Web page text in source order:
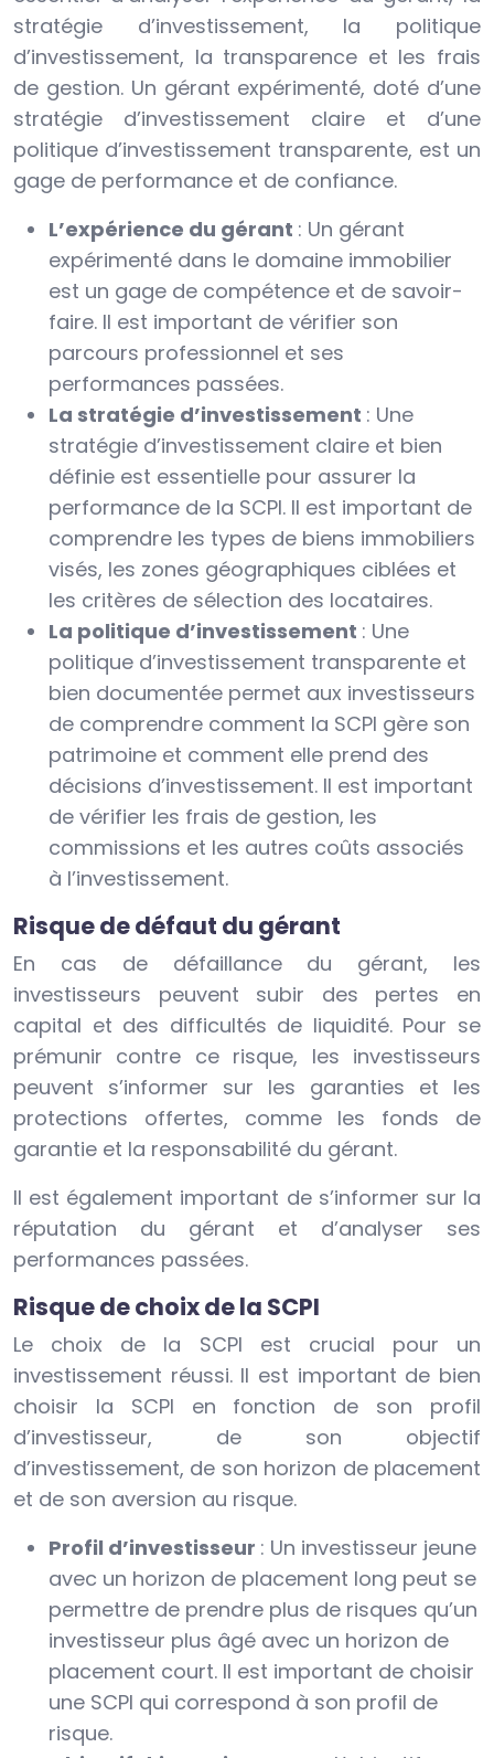
stratégie d’investissement, la politique
d’investissement, la transparence et les frais
de gestion. Un gérant expérimenté, doté d’une
stratégie d’investissement claire et d’une
politique d’investissement transparente, est un
gage de performance et de confiance.
L’expérience du gérant : Un gérant
expérimenté dans le domaine immobilier
est un gage de compétence et de savoir-
faire. Il est important de vérifier son
parcours professionnel et ses
performances passées.
La stratégie d’investissement : Une
stratégie d’investissement claire et bien
définie est essentielle pour assurer la
performance de la SCPI. Il est important de
comprendre les types de biens immobiliers
visés, les zones géographiques ciblées et
les critères de sélection des locataires.
La politique d’investissement : Une
politique d’investissement transparente et
bien documentée permet aux investisseurs
de comprendre comment la SCPI gère son
patrimoine et comment elle prend des
décisions d’investissement. Il est important
de vérifier les frais de gestion, les
commissions et les autres coûts associés
à l’investissement.
Risque de défaut du gérant
En cas de défaillance du gérant, les
investisseurs peuvent subir des pertes en
capital et des difficultés de liquidité. Pour se
prémunir contre ce risque, les investisseurs
peuvent s’informer sur les garanties et les
protections offertes, comme les fonds de
garantie et la responsabilité du gérant.
Il est également important de s’informer sur la
réputation du gérant et d’analyser ses
performances passées.
Risque de choix de la SCPI
Le choix de la SCPI est crucial pour un
investissement réussi. Il est important de bien
choisir la SCPI en fonction de son profil
d’investisseur, de son objectif
d’investissement, de son horizon de placement
et de son aversion au risque.
Profil d’investisseur : Un investisseur jeune
avec un horizon de placement long peut se
permettre de prendre plus de risques qu’un
investisseur plus âgé avec un horizon de
placement court. Il est important de choisir
une SCPI qui correspond à son profil de
risque.